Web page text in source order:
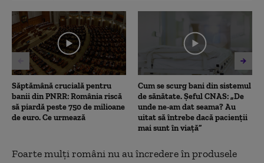
2
minutes,
9
seconds
Săptămână crucială pentru
banii din PNRR: România riscă
să piardă peste 750 de milioane
de euro. Ce urmează
Cum se scurg bani din sistemul
de sănătate. Șeful CNAS: „De
unde ne-am dat seama? Au
uitat să întrebe dacă pacienții
mai sunt în viață”
Foarte mulți români nu au încredere în produsele